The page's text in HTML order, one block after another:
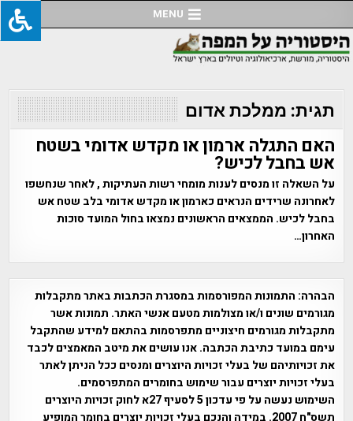
to
content
MENU
תגית: ממלכת אדום
האם התגלה ארמון או מקדש אדומי בשטח
אש בחבל לכיש?
על השאלה זו מנסים לענות מומחי רשות העתיקות , לאחר שנחשפו
לאחרונה שרידים הנראים כארמון או מקדש אדומי בלב שטח אש
בחבל לכיש. הממצאים הראשונים נמצאו בחול המועד סוכות
האחרון…
הבהרה: התמונות המפורסמות במסגרת הכתבות באתר מתקבלות
מגורמים שונים ו/או מצולמות מטעם אנשי האתר. תמונות אשר
מתקבלות מגורמים חיצוניים מתפרסמות בהתאם למידע שהתקבל
עימם במועד כתיבת הכתבה. אנו עושים את מיטב המאמצים לכבד
את זכויותיהם של בעלי זכויות היוצרים ומנסים ככל הניתן לאתר
בעלי זכויות יוצרים עבור שימוש בחומרים המתפרסמים.
השימוש נעשה על פי עדכון 5 לסעיף 27א לחוק זכויות היוצרים
תשס"ח 2007. במידה והנכם בעלי זכויות יוצרים בחומר המופיע